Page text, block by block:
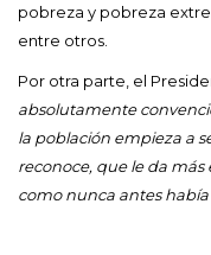
pobreza y pobreza
entre otros.
Por otra parte, el
absolutamente
la población empieza a
reconoce, que le da
como nunca antes había